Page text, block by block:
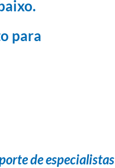
para
de especialistas